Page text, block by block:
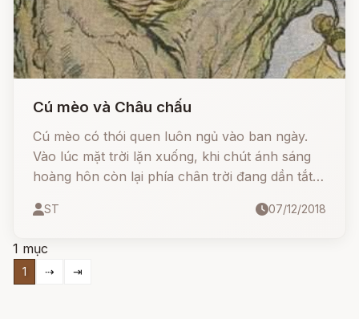
Cú mèo và Châu chấu
Cú mèo có thói quen luôn ngủ vào ban ngày.
Vào lúc mặt trời lặn xuống, khi chút ánh sáng
hoàng hôn còn lại phía chân trời đang dần tắt
ST 07/12/2018
1 mục
1 ⇢ ⇥